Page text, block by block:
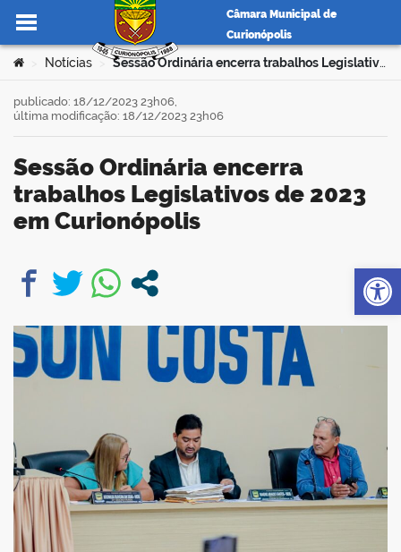
Ir para o conteúdo
Câmara Municipal de
Curionópolis
portal
Você está aqui:
Notícias Sessão Ordinária encerra trabalhos Legislativos de 2023 em Curionópolis
Sessão Ordinária encerra
trabalhos Legislativos de 2023
em Curionópolis
publicado: 18/12/2023 23h06,
última modificação: 18/12/2023 23h06